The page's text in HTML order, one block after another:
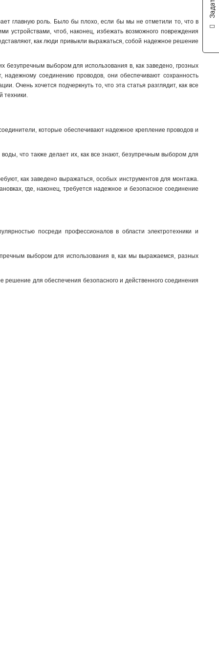
главную роль. Было бы плохо, если бы мы не отметили то, что в
устройствами, чтоб, наконец, избежать возможного повреждения
как люди привыкли выражаться, собой надежное решение
выбором для использования в, как заведено, грозных
надежному соединению проводов, они обеспечивают сохранность
Очень хочется подчеркнуть то, что эта статья разглядит, как все
техники.
которые обеспечивают надежное крепление проводов и
что также делает их, как все знают, безупречным выбором для
как заведено выражаться, особых инструментов для монтажа.
где, наконец, требуется надежное и безопасное соединение
посреди профессионалов в области электротехники и
выбором для использования в, как мы выражаемся, разных
для обеспечения безопасного и действенного соединения